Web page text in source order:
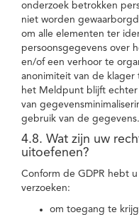
onderzoek betrokken
niet worden
om alle elementen ter
persoonsgegevens over
en/of een verhoor te
anonimiteit van de klager
het Meldpunt blijft echter
van
gebruik van de gegevens.
4.8. Wat zijn uw
uitoefenen?
Conform de GDPR hebt
verzoeken:
om toegang te